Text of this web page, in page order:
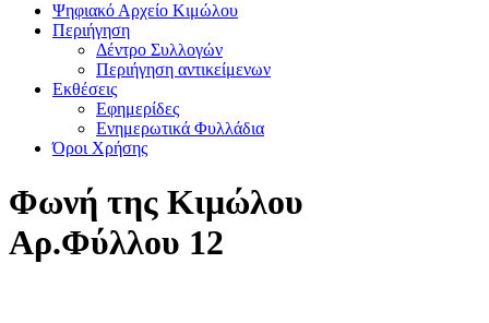
Ψηφιακό Αρχείο Κιμώλου
Περιήγηση
Δέντρο Συλλογών
Περιήγηση αντικείμενων
Εκθέσεις
Εφημερίδες
Ενημερωτικά Φυλλάδια
Όροι Χρήσης
Φωνή της Κιμώλου
Αρ.Φύλλου 12